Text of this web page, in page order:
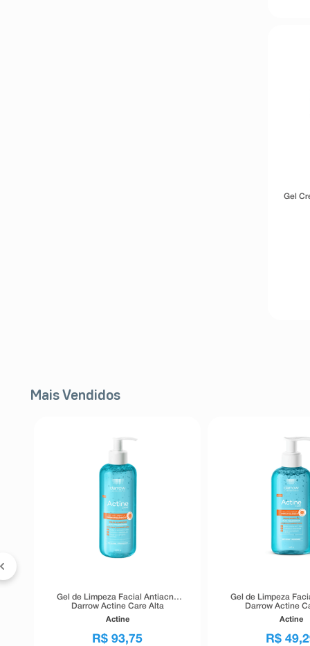
Gel
Mais Vendidos
Gel de Limpeza Facial Antiacne
Darrow Actine Care Alta
Tolerância 400g
Actine
R$ 93,75
Gel de Limpeza
Darrow Actine
Tolerância
Actine
R$ 49,